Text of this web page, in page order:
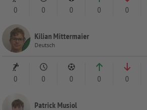
0 0 0 0 0
Kilian Mittermaier
Deutsch
0 0 0 0 0
Patrick Musiol